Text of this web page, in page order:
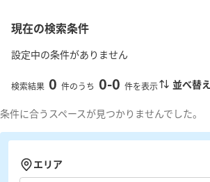
現在の検索条件
設定中の条件がありません
検索結果 0 件のうち 0-0 件を表示 並べ替え
条件に合うスペースが見つかりませんでした。
エリア